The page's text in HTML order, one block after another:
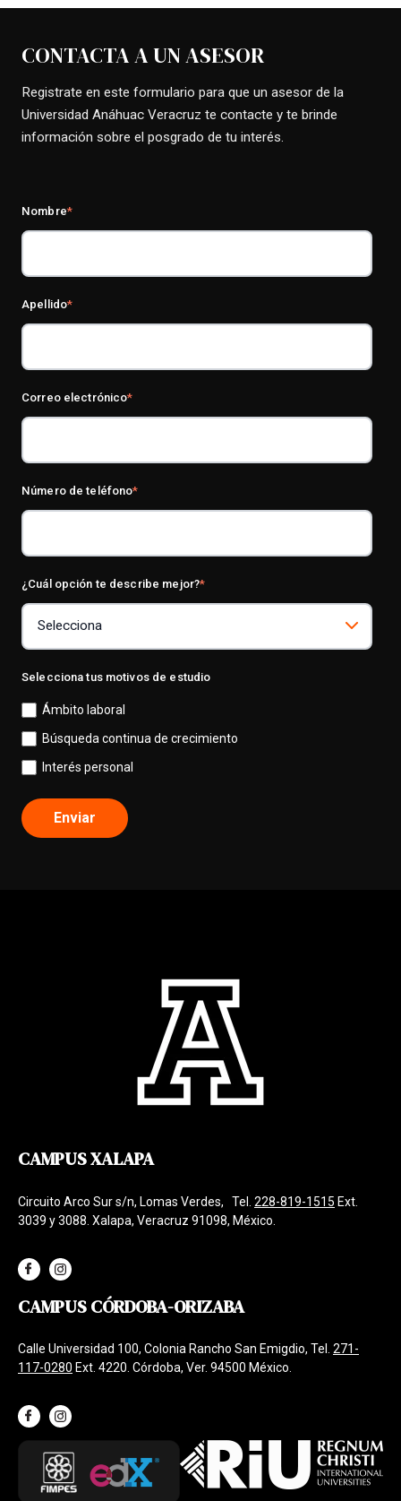
CONTACTA A UN ASESOR
Registrate en este formulario para que un asesor de la
Universidad Anáhuac Veracruz te contacte y te brinde
información sobre el posgrado de tu interés.
Nombre*
Apellido*
Correo electrónico*
Número de teléfono*
¿Cuál opción te describe mejor?*
Selecciona tus motivos de estudio
Ámbito laboral
Búsqueda continua de crecimiento
Interés personal
CAMPUS XALAPA
Circuito Arco Sur s/n, Lomas Verdes, Tel. 228-819-1515 Ext.
3039 y 3088. Xalapa, Veracruz 91098, México.
CAMPUS CÓRDOBA-ORIZABA
Calle Universidad 100, Colonia Rancho San Emigdio, Tel. 271-
117-0280 Ext. 4220. Córdoba, Ver. 94500 México.